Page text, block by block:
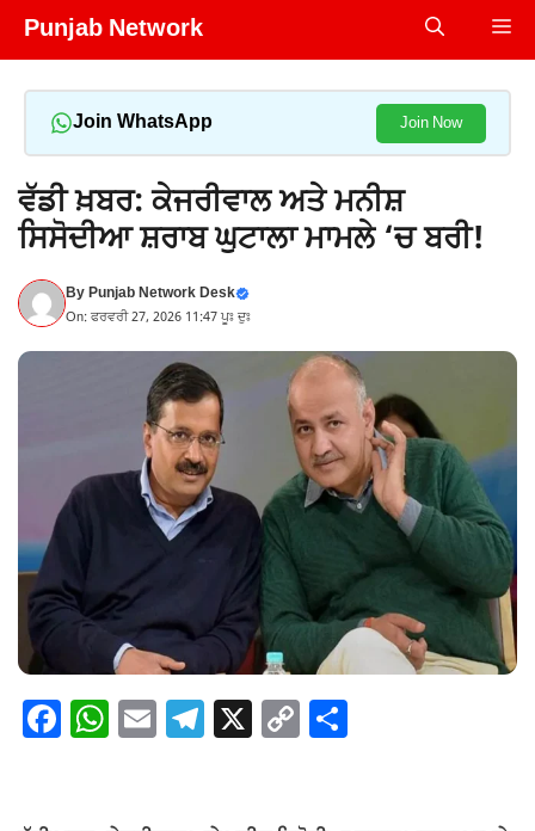
Skip
Punjab Network
Join WhatsApp Join Now
ਵੱਡੀ ਖ਼ਬਰ: ਕੇਜਰੀਵਾਲ ਅਤੇ ਮਨੀਸ਼
ਸਿਸੋਦੀਆ ਸ਼ਰਾਬ ਘੁਟਾਲਾ ਮਾਮਲੇ ‘ਚ ਬਰੀ!
ByPunjab Network Desk
On: ਫਰਵਰੀ 27, 2026 11:47 ਪੂਃ ਦੁਃ
F W E T X C